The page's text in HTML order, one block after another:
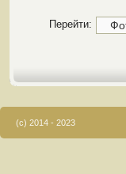
Перейти:
(c) 2014 - 2023